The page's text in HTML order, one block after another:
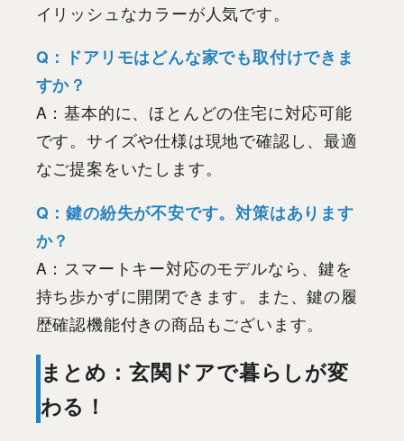
イリッシュなカラーが人気です。
Q：ドアリモはどんな家でも取付けできま
すか？
A：基本的に、ほとんどの住宅に対応可能
です。サイズや仕様は現地で確認し、最適
なご提案をいたします。
Q：鍵の紛失が不安です。対策はあります
か？
A：スマートキー対応のモデルなら、鍵を
持ち歩かずに開閉できます。また、鍵の履
歴確認機能付きの商品もございます。
まとめ：玄関ドアで暮らしが変
わる！